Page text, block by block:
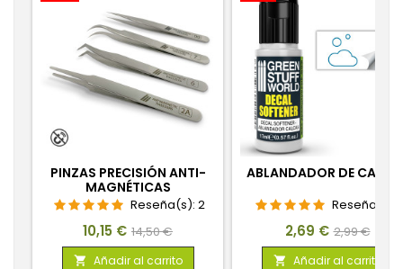
PINZAS PRECISIÓN ANTI-
MAGNÉTICAS
Reseña(s): 2
Precio
10,15 € Precio
base
14,50 €
 Añadir al carrito
ABLANDADOR DE
Reseña(s):
Precio
2,69 € Precio
base
2,99 €
 Añadir al carrito